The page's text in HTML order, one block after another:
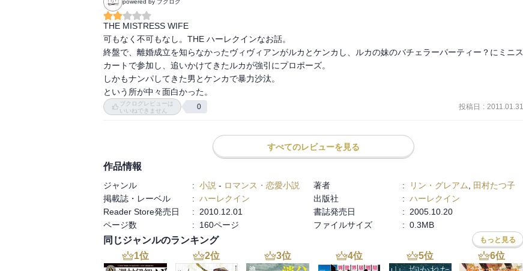
powered by ブクログ
THE MISTRESS WIFE
可もなく不可もなし。THE ハーレクインなお話。
終盤で、離婚成立を知らなかったヴィヴィアンがルカとケンカし、ルカの妹のバチェラーパーティー？にミニス
カートで参加し、追いかけてきたルカが強引にプロポーズ。
しかもナンパしてきた男とケンカで暴力沙汰。
という所が中々面白かった。
ブクログレビューは
いいねできません
0 投稿日 : 2011.01.31
すべてのレビューを見る
作品情報
ジャンル : 小説 - ロマンス・恋愛小説 著者 : リン・グレアム
田村たつ子
掲載誌・レーベル
: ハーレクイン 出版社 : ハーレクイン
Reader Store発売日
: 2010.12.01 書誌発売日 :
2005.10.20
ページ数
: 160ページ ファイルサイズ : 0.3MB
同じジャンルのランキング もっと見る
1位 2位 3位 4位 5位 6位